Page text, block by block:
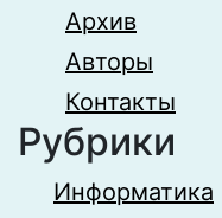
Архив
Авторы
Контакты
Рубрики
Информатика